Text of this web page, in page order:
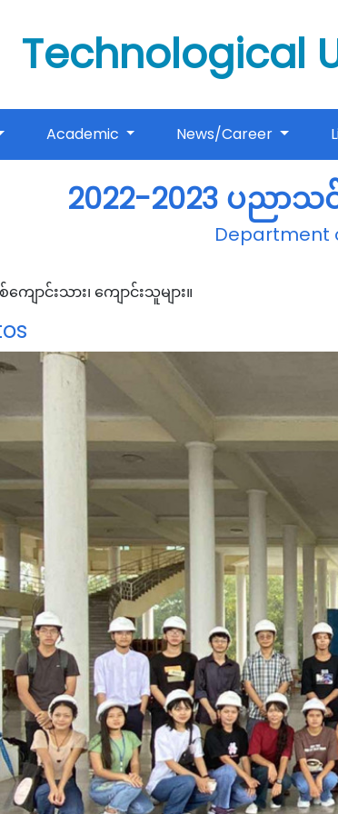
Technological
Academic News/Career
2022-2023 ပညာသ
Department
ျောင်းသား၊ ကျောင်းသူများ။